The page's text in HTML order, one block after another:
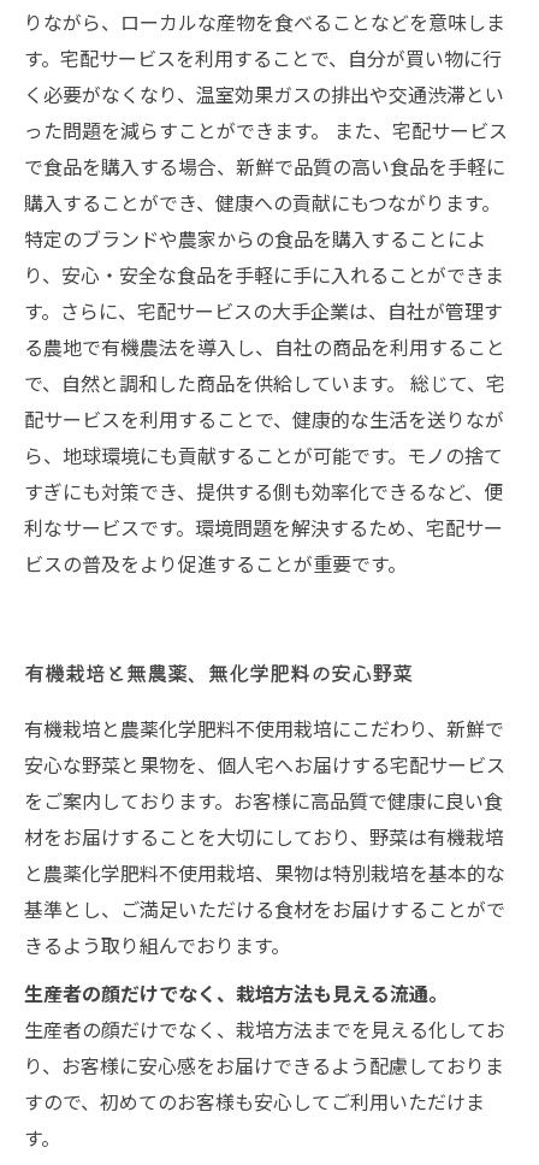
りながら、ローカルな産物を食べることなどを意味しま
す。宅配サービスを利用することで、自分が買い物に行
く必要がなくなり、温室効果ガスの排出や交通渋滞とい
った問題を減らすことができます。 また、宅配サービス
で食品を購入する場合、新鮮で品質の高い食品を手軽に
購入することができ、健康への貢献にもつながります。
特定のブランドや農家からの食品を購入することによ
り、安心・安全な食品を手軽に手に入れることができま
す。さらに、宅配サービスの大手企業は、自社が管理す
る農地で有機農法を導入し、自社の商品を利用すること
で、自然と調和した商品を供給しています。 総じて、宅
配サービスを利用することで、健康的な生活を送りなが
ら、地球環境にも貢献することが可能です。モノの捨て
すぎにも対策でき、提供する側も効率化できるなど、便
利なサービスです。環境問題を解決するため、宅配サー
ビスの普及をより促進することが重要です。
有機栽培と無農薬、無化学肥料の安心野菜
有機栽培と農薬化学肥料不使用栽培にこだわり、新鮮で
安心な野菜と果物を、個人宅へお届けする宅配サービス
をご案内しております。お客様に高品質で健康に良い食
材をお届けすることを大切にしており、野菜は有機栽培
と農薬化学肥料不使用栽培、果物は特別栽培を基本的な
基準とし、ご満足いただける食材をお届けすることがで
きるよう取り組んでおります。
生産者の顔だけでなく、栽培方法も見える流通。
生産者の顔だけでなく、栽培方法までを見える化してお
り、お客様に安心感をお届けできるよう配慮しておりま
すので、初めてのお客様も安心してご利用いただけま
す。